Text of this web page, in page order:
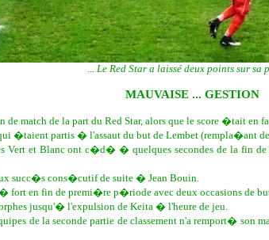
... Le Red Star a laissé deux points sur sa
MAUVAISE ... GESTION
match de la part du Red Star, alors que le score �tait en
�taient partis � l'assaut du but de Lembet (rempla�ant de
et Blanc ont c�d� � quelques secondes de la fin de
succ�s cons�cutif de suite � Jean Bouin.
en fin de premi�re p�riode avec deux occasions de
jusqu'� l'expulsion de Keita � l'heure de jeu.
de la seconde partie de classement n'a remport� son